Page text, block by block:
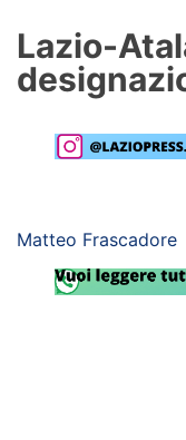
Formello
Primavera
Lazio Women
Lazio-
Matteo Frascadore